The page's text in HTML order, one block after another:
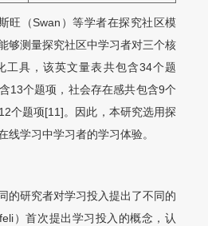
旺（Swan）等学者在探究社区模
够测量探究社区中学习者对三个核
工具，该英文量表共包含34个题
13个题项，社会存在感共包含9个
个题项[11]。因此，本研究选用探
线学习中学习者的学习体验。
的研究者对学习投入提出了不同的
）首次提出学习投入的概念，认